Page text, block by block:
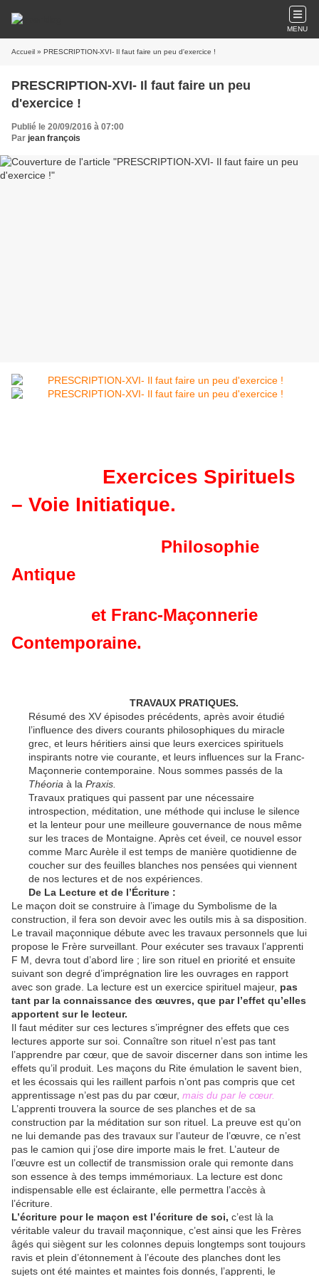
MENU
Accueil » PRESCRIPTION-XVI- Il faut faire un peu d'exercice !
PRESCRIPTION-XVI- Il faut faire un peu
d'exercice !
Publié le 20/09/2016 à 07:00
Par jean françois
Exercices Spirituels
– Voie Initiatique.
Philosophie
Antique
et Franc-Maçonnerie
Contemporaine.
TRAVAUX PRATIQUES.
Résumé des XV épisodes précédents, après avoir étudié
l’influence des divers courants philosophiques du miracle
grec, et leurs héritiers ainsi que leurs exercices spirituels
inspirants notre vie courante, et leurs influences sur la Franc-
Maçonnerie contemporaine. Nous sommes passés de la
Théoria à la Praxis.
Travaux pratiques qui passent par une nécessaire
introspection, méditation, une méthode qui incluse le silence
et la lenteur pour une meilleure gouvernance de nous même
sur les traces de Montaigne. Après cet éveil, ce nouvel essor
comme Marc Aurèle il est temps de manière quotidienne de
coucher sur des feuilles blanches nos pensées qui viennent
de nos lectures et de nos expériences.
De La Lecture et de l’Écriture :
Le maçon doit se construire à l’image du Symbolisme de la
construction, il fera son devoir avec les outils mis à sa disposition.
Le travail maçonnique débute avec les travaux personnels que lui
propose le Frère surveillant. Pour exécuter ses travaux l’apprenti
F M, devra tout d’abord lire ; lire son rituel en priorité et ensuite
suivant son degré d’imprégnation lire les ouvrages en rapport
avec son grade. La lecture est un exercice spirituel majeur, pas
tant par la connaissance des œuvres, que par l’effet qu’elles
apportent sur le lecteur.
Il faut méditer sur ces lectures s’imprégner des effets que ces
lectures apporte sur soi. Connaître son rituel n’est pas tant
l’apprendre par cœur, que de savoir discerner dans son intime les
effets qu’il produit. Les maçons du Rite émulation le savent bien,
et les écossais qui les raillent parfois n’ont pas compris que cet
apprentissage n’est pas du par cœur, mais du par le cœur.
L’apprenti trouvera la source de ses planches et de sa
construction par la méditation sur son rituel. La preuve est qu’on
ne lui demande pas des travaux sur l’auteur de l’œuvre, ce n’est
pas le camion qui j’ose dire importe mais le fret. L’auteur de
l’œuvre est un collectif de transmission orale qui remonte dans
son essence à des temps immémoriaux. La lecture est donc
indispensable elle est éclairante, elle permettra l’accès à
l’écriture.
L’écriture pour le maçon est l’écriture de soi, c’est là la
véritable valeur du travail maçonnique, c’est ainsi que les Frères
âgés qui siègent sur les colonnes depuis longtemps sont toujours
ravis et plein d’étonnement à l’écoute des planches dont les
sujets ont été maintes et maintes fois donnés, l’apprenti, le